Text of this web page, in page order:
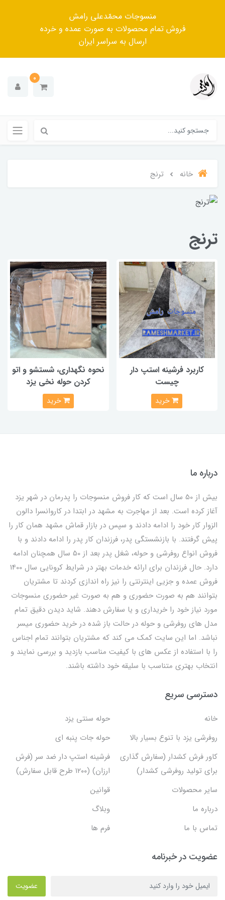
منسوجات محمّدعلی رامش
فروش تمام محصولات به صورت عمده و خرده
ارسال به سراسر ایران
0
خانه ترنج
ترنج
کاربرد فرشینه استپ دار
چیست
خرید
نحوه نگهداری، شستشو و اتو
کردن حوله نخی یزد
خرید
درباره ما
بیش از 50 سال است که کار فروش منسوجات را پدرمان در شهر یزد
آغاز کرده است. بعد از مهاجرت به مشهد در ابتدا در کاروانسرا دالون
الزوار کار خود را ادامه دادند و سپس در بازار قماش مشهد همان کار را
پیش گرفتند. با بازنشستگی پدر، فرزندان کار پدر را ادامه دادند و با
فروش انواع روفرشی و حوله، شغل پدر بعد از 50 سال همچنان ادامه
دارد. حال فرزندان برای ارائه خدمات بهتر در شرایط کرونایی سال 1400
فروش عمده و جزیی اینترنتی را نیز راه اندازی کردند تا مشتریان
بتوانند هم به صورت حضوری و هم به صورت غیر حضوری منسوجات
مورد نیاز خود را خریداری و یا سفارش دهند. شاید دیدن دقیق تمام
مدل های روفرشی و حوله در حالت باز شده در خرید حضوری میسر
نباشد. اما این سایت کمک می کند که مشتریان بتوانند تمام اجناس
را با استفاده از عکس های با کیفیت مناسب بازدید و بررسی نمایند و
انتخاب بهتری متناسب با سلیقه خود داشته باشند.
دسترسی سریع
خانه
حوله سنتی یزد
روفرشی یزد با تنوع بسیار بالا
حوله جات پنبه ای
کاور فرش کشدار (سفارش گذاری
برای تولید روفرشی کشدار)
فرشینه استپ دار ضد سر (فرش
ارزان) (۱۲۰۰ طرح قابل سفارش)
سایر محصولات
قوانین
درباره ما
وبلاگ
تماس با ما
فرم ها
عضویت در خبرنامه
عضویت